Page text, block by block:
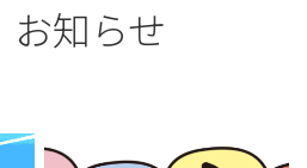
お知らせ